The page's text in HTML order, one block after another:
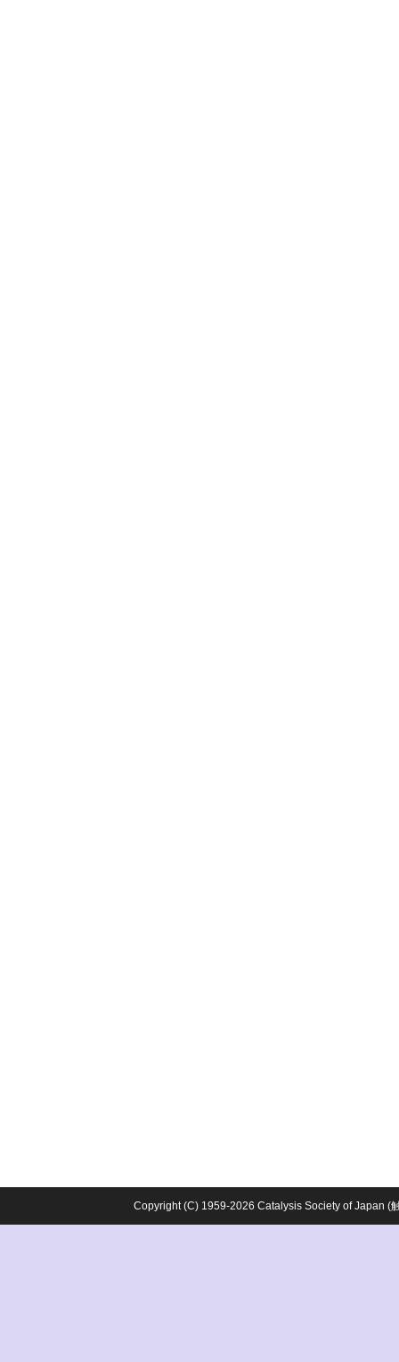
Copyright (C) 1959-2026 Catalysis Society of Japan (